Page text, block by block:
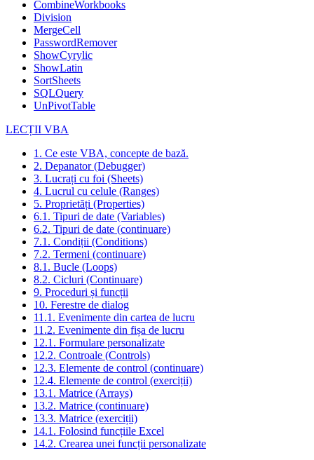
CombineWorkbooks
Division
MergeCell
PasswordRemover
ShowCyrylic
ShowLatin
SortSheets
SQLQuery
UnPivotTable
LECȚII VBA
1. Ce este VBA, concepte de bază.
2. Depanator (Debugger)
3. Lucrați cu foi (Sheets)
4. Lucrul cu celule (Ranges)
5. Proprietăți (Properties)
6.1. Tipuri de date (Variables)
6.2. Tipuri de date (continuare)
7.1. Condiții (Conditions)
7.2. Termeni (continuare)
8.1. Bucle (Loops)
8.2. Cicluri (Continuare)
9. Proceduri și funcții
10. Ferestre de dialog
11.1. Evenimente din cartea de lucru
11.2. Evenimente din fișa de lucru
12.1. Formulare personalizate
12.2. Controale (Controls)
12.3. Elemente de control (continuare)
12.4. Elemente de control (exerciții)
13.1. Matrice (Arrays)
13.2. Matrice (continuare)
13.3. Matrice (exerciții)
14.1. Folosind funcțiile Excel
14.2. Crearea unei funcții personalizate